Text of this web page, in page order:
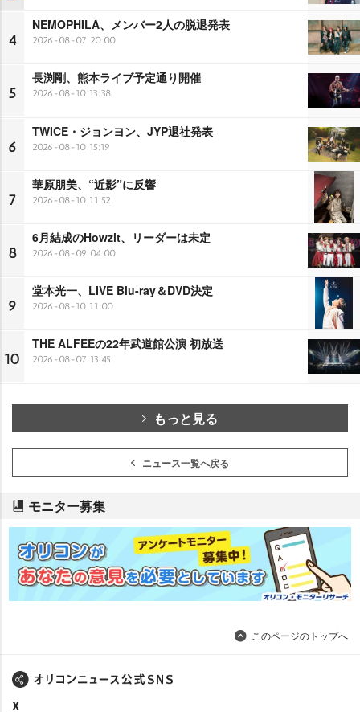
4
NEMOPHILA、メンバー2人の脱退発表
2026-08-07 20:00
5
長渕剛、熊本ライブ予定通り開催
2026-08-10 13:38
6
TWICE・ジョンヨン、JYP退社発表
2026-08-10 15:19
7
華原朋美、“近影”に反響
2026-08-10 11:52
8
6月結成のHowzit、リーダーは未定
2026-08-09 04:00
9
堂本光一、LIVE Blu-ray＆DVD決定
2026-08-10 11:00
10
THE ALFEEの22年武道館公演 初放送
2026-08-07 13:45
もっと見る
ニュース一覧へ戻る
モニター募集
このページのトップへ
X